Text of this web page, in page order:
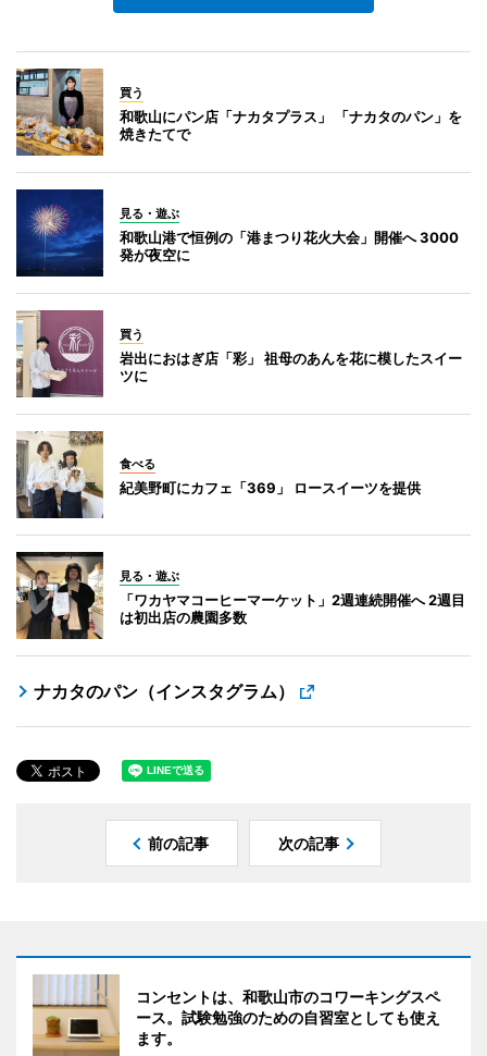
買う
和歌山にパン店「ナカタプラス」 「ナカタのパン」を
焼きたてで
見る・遊ぶ
和歌山港で恒例の「港まつり花火大会」開催へ 3000
発が夜空に
買う
岩出におはぎ店「彩」 祖母のあんを花に模したスイー
ツに
食べる
紀美野町にカフェ「369」 ロースイーツを提供
見る・遊ぶ
「ワカヤマコーヒーマーケット」2週連続開催へ 2週目
は初出店の農園多数
ナカタのパン（インスタグラム）
前の記事 次の記事
コンセントは、和歌山市のコワーキングスペ
ース。試験勉強のための自習室としても使え
ます。